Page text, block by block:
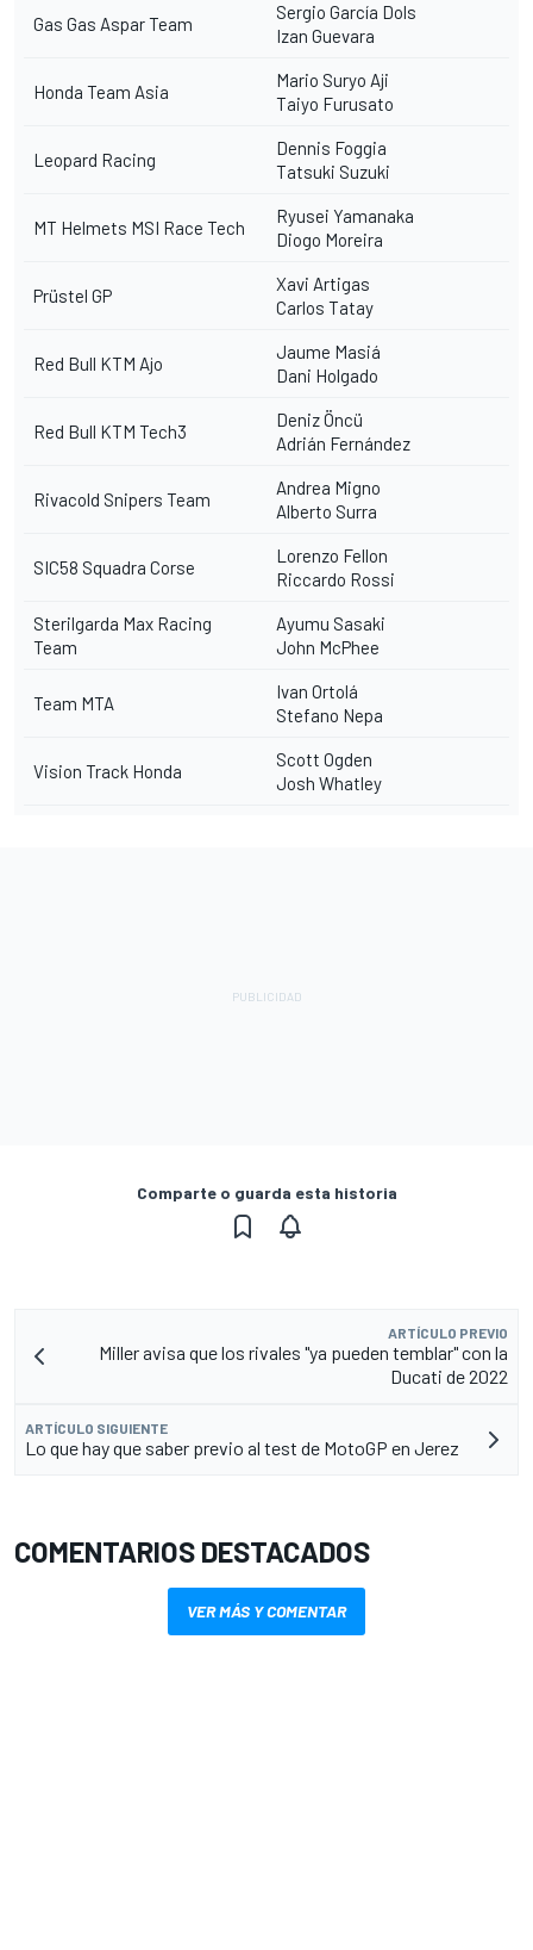
Gas Gas Aspar Team
Sergio García Dols
Izan Guevara
Honda Team Asia
Mario Suryo Aji
Taiyo Furusato
Leopard Racing
Dennis Foggia
Tatsuki Suzuki
MT Helmets MSI Race Tech
Ryusei Yamanaka
Diogo Moreira
Prüstel GP
Xavi Artigas
Carlos Tatay
Red Bull KTM Ajo
Jaume Masiá
Dani Holgado
Red Bull KTM Tech3
Deniz Öncü
Adrián Fernández
Rivacold Snipers Team
Andrea Migno
Alberto Surra
SIC58 Squadra Corse
Lorenzo Fellon
Riccardo Rossi
Sterilgarda Max Racing
Team
Ayumu Sasaki
John McPhee
Team MTA
Ivan Ortolá
Stefano Nepa
Vision Track Honda
Scott Ogden
Josh Whatley
Comparte o guarda esta historia
ARTÍCULO PREVIO
Miller avisa que los rivales "ya pueden temblar" con la
Ducati de 2022
ARTÍCULO SIGUIENTE
Lo que hay que saber previo al test de MotoGP en Jerez
COMENTARIOS DESTACADOS
VER MÁS Y COMENTAR